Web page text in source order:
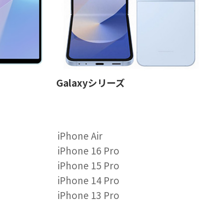
Galaxyシリーズ
iPhone Air
iPhone 16 Pro
iPhone 15 Pro
iPhone 14 Pro
iPhone 13 Pro